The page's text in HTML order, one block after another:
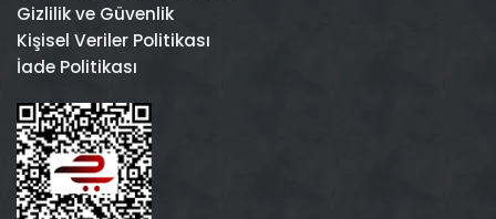
Gizlilik ve Güvenlik
Kişisel Veriler Politikası
İade Politikası